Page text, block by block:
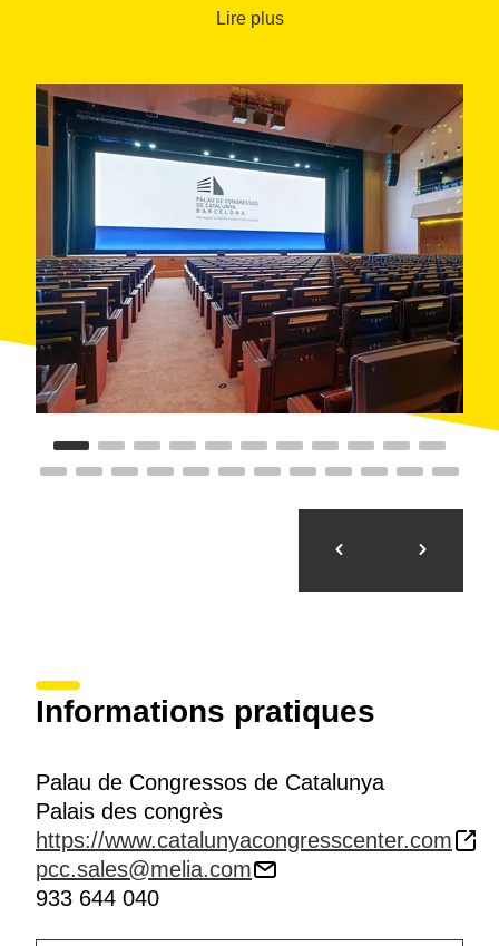
Prix National d’Architecture et de
naturelle.
Lire plus
Informations pratiques
Palau de Congressos de Catalunya
Palais des congrès
https://www.catalunyacongresscenter.com
pcc.sales@melia.com
933 644 040